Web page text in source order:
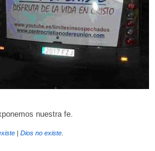
nuestra fe.
| Dios no existe.